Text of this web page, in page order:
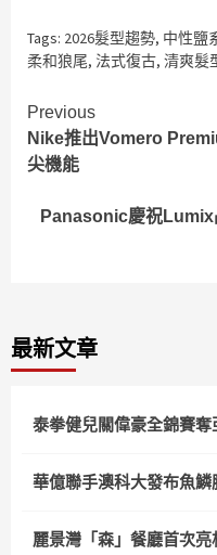
Tags: 2026髮型趨勢, 中性鹽
柔和狼尾, 法式復古, 清爽髮
Continue
Reading
Previous
Nike推出Vomero
尖機能
Panasonic慶祝Lumix
最新文章
泰拳健兒關偉豪全錦賽奪
華億聯手澳科大發布魚
麗景灣「森」餐廳首次亮